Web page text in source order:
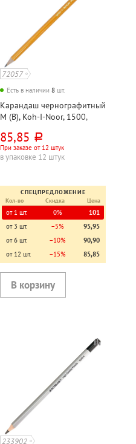
72057
Есть в наличии 8 шт.
Карандаш чернографитный
М (B), Koh-I-Noor, 1500,
дерево, без ластика,
шестигранный
85,85 руб.
При заказе от 12 штук
в упаковке 12 штук
СПЕЦПРЕДЛОЖЕНИЕ
Кол-во
Скидка Цена
от 1 шт. 0%
101
от 3 шт.
−5%
95,95
от 6 шт.
−10%
90,90
от 12 шт.
−15% 85,85
233902